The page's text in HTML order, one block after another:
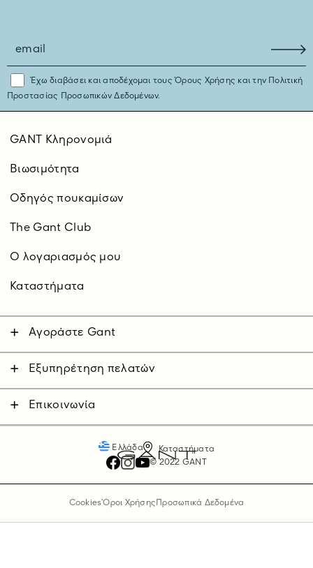
Έχω διαβάσει και αποδέχομαι τουςΌρους Χρήσης και τηνΠολιτική
Προστασίας Προσωπικών Δεδομένων.
GANT Κληρονομιά
Βιωσιμότητα
Οδηγός πουκαμίσων
The Gant Club
O λογαριασμός μου
Καταστήματα
Αγοράστε Gant
Γυναίκα
Παιδικά
Εξυπηρέτηση πελατών
Αποστολές
Επιστροφές
Επικοινωνία
Ελλάδα
Καταστήματα
© 2022 GANT
Cookies'Οροι Χρήσης Προσωπικά Δεδομένα